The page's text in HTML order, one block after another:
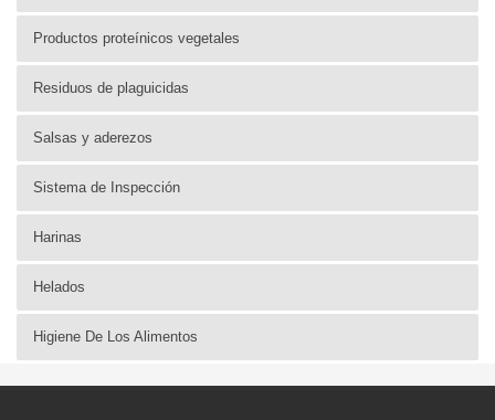
Productos proteínicos vegetales
Residuos de plaguicidas
Salsas y aderezos
Sistema de Inspección
Harinas
Helados
Higiene De Los Alimentos